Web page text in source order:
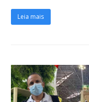
Leia mais